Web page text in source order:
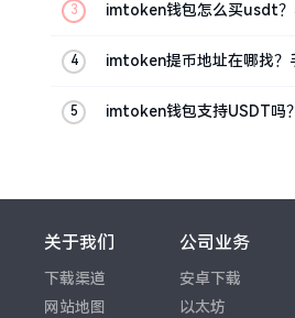
imtoken钱包怎么买usdt？
imtoken提币地址在哪找？
imtoken钱包支持USDT吗
关于我们
下载渠道
网站地图
公司业务
安卓下载
以太坊